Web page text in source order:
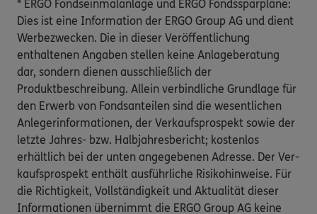
* ERGO Fondseinmalanlage und ERGO Fondssparpläne:
Dies ist eine Information der ERGO Group AG und dient
Werbezwecken. Die in dieser Veröffentlichung
enthaltenen Angaben stellen keine Anlageberatung
dar, sondern dienen ausschließlich der
Produktbeschreibung. Allein verbindliche Grundlage für
den Erwerb von Fondsanteilen sind die wesentlichen
Anlegerinformationen, der Verkaufsprospekt sowie der
letzte Jahres- bzw. Halbjahresbericht; kostenlos
erhältlich bei der unten angegebenen Adresse. Der Ver-
kaufsprospekt enthält ausführliche Risikohinweise. Für
die Richtigkeit, Vollständigkeit und Aktualität dieser
Informationen übernimmt die ERGO Group AG keine